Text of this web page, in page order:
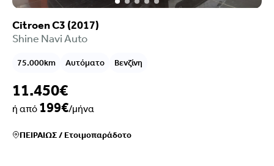
Citroen C3 (2017)
Shine Navi Auto
75.000km Αυτόματο Βενζίνη
11.450€
ή από 199€/μήνα
ΠΕΙΡΑΙΩΣ/Ετοιμοπαράδοτο